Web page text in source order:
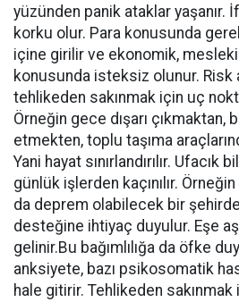
yüzünden panik ataklar yaşanır.
korku olur. Para konusunda
içine girilir ve ekonomik,
konusunda isteksiz olunur. Risk
tehlikeden sakınmak için uç
Örneğin gece dışarı
etmekten, toplu taşıma
Yani hayat sınırlandırılır.
günlük işlerden kaçınılır.
da deprem olabilecek bir
desteğine ihtiyaç duyulur. Eşe
gelinir.Bu bağımlılığa da öfke
anksiyete, bazı psikosomatik
hale gitirir. Tehlikeden